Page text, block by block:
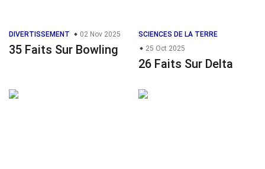
DIVERTISSEMENT 02 Nov 2025
35 Faits Sur Bowling
SCIENCES DE LA TERRE
25 Oct 2025
26 Faits Sur Delta